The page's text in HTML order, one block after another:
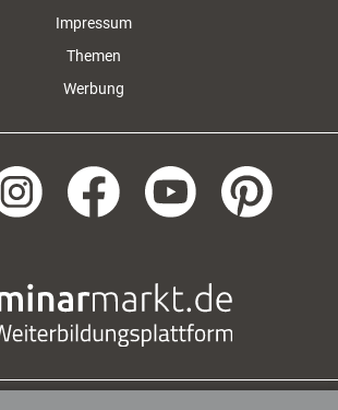
Impressum
Themen
Werbung